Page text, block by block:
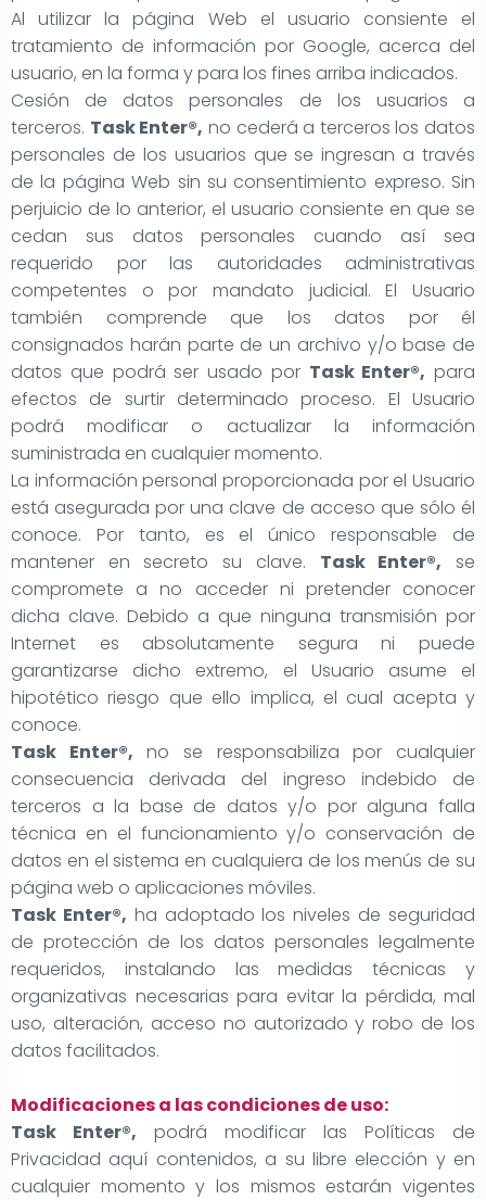
Al utilizar la página Web el usuario consiente el
tratamiento de información por Google, acerca del
usuario, en la forma y para los fines arriba indicados.
Cesión de datos personales de los usuarios a
terceros. Task Enter®, no cederá a terceros los datos
personales de los usuarios que se ingresan a través
de la página Web sin su consentimiento expreso. Sin
perjuicio de lo anterior, el usuario consiente en que se
cedan sus datos personales cuando así sea
requerido por las autoridades administrativas
competentes o por mandato judicial. El Usuario
también comprende que los datos por él
consignados harán parte de un archivo y/o base de
datos que podrá ser usado por Task Enter®, para
efectos de surtir determinado proceso. El Usuario
podrá modificar o actualizar la información
suministrada en cualquier momento.
La información personal proporcionada por el Usuario
está asegurada por una clave de acceso que sólo él
conoce. Por tanto, es el único responsable de
mantener en secreto su clave. Task Enter®, se
compromete a no acceder ni pretender conocer
dicha clave. Debido a que ninguna transmisión por
Internet es absolutamente segura ni puede
garantizarse dicho extremo, el Usuario asume el
hipotético riesgo que ello implica, el cual acepta y
conoce.
Task Enter®, no se responsabiliza por cualquier
consecuencia derivada del ingreso indebido de
terceros a la base de datos y/o por alguna falla
técnica en el funcionamiento y/o conservación de
datos en el sistema en cualquiera de los menús de su
página web o aplicaciones móviles.
Task Enter®, ha adoptado los niveles de seguridad
de protección de los datos personales legalmente
requeridos, instalando las medidas técnicas y
organizativas necesarias para evitar la pérdida, mal
uso, alteración, acceso no autorizado y robo de los
datos facilitados.
Modificaciones a las condiciones de uso:
Task Enter®, podrá modificar las Políticas de
Privacidad aquí contenidos, a su libre elección y en
cualquier momento y los mismos estarán vigentes